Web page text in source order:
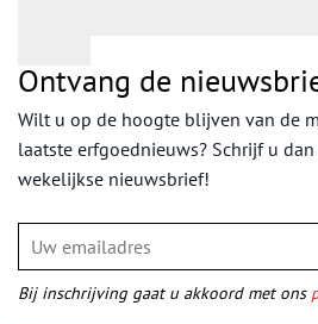
Ontvang de
Wilt u op de hoogte blijven van de
laatste erfgoednieuws? Schrijf u
wekelijkse nieuwsbrief!
Bij inschrijving gaat u akkoord met ons